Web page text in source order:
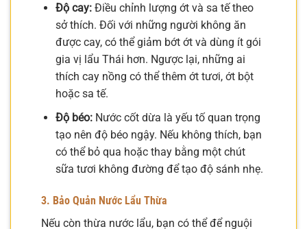
Độ cay:Điều chỉnh lượng ớt và sa tế theo
sở thích. Đối với những người không ăn
được cay, có thể giảm bớt ớt và dùng ít gói
gia vị lẩu Thái hơn. Ngược lại, những ai
thích cay nồng có thể thêm ớt tươi, ớt bột
hoặc sa tế.
Độ béo:Nước cốt dừa là yếu tố quan trọng
tạo nên độ béo ngậy. Nếu không thích, bạn
có thể bỏ qua hoặc thay bằng một chút
sữa tươi không đường để tạo độ sánh nhẹ.
3. Bảo Quản Nước Lẩu Thừa
Nếu còn thừa nước lẩu, bạn có thể để nguội